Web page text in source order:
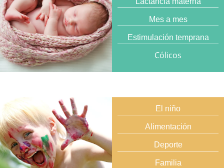
Mes a mes
Estimulación temprana
Cólicos
El niño
Alimentación
Deporte
Familia